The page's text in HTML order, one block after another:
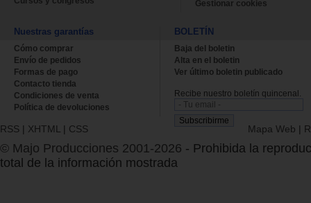
Gestionar cookies
Nuestras garantías
Cómo comprar
Envío de pedidos
Formas de pago
Contacto tienda
Condiciones de venta
Política de devoluciones
BOLETÍN
Baja del boletin
Alta en el boletin
Ver último boletin publicado
Recibe nuestro boletín quincenal.
RSS | XHTML | CSS Mapa Web |
© Majo Producciones 2001-2026 - Prohibida la
total de la información mostrada